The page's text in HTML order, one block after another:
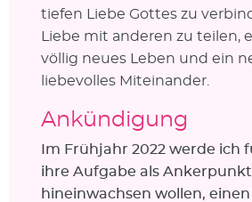
tiefen Liebe Gottes zu
Liebe mit anderen zu teilen,
völlig neues Leben und ein
liebevolles Miteinander.
Ankündigung
Im Frühjahr 2022 werde ich
ihre Aufgabe als
hineinwachsen wollen, einen